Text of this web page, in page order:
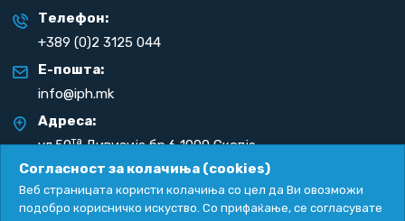
Телефон:
+389 (0)2 3125 044
Е-пошта:
info@iph.mk
Адреса:
ул.50таДивизија бр.6 1000 Скопје
Република С. Македонија
Согласност за колачиња (cookies)
Веб страницата користи колачиња со цел да Ви овозможи
подобро корисничко искуство. Со прифаќање, се согласувате